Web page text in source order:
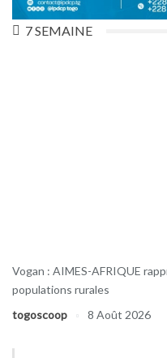
7 SEMAINE
Vogan : AIMES-AFRIQUE
populations rurales
togoscoop
8 Août 2026